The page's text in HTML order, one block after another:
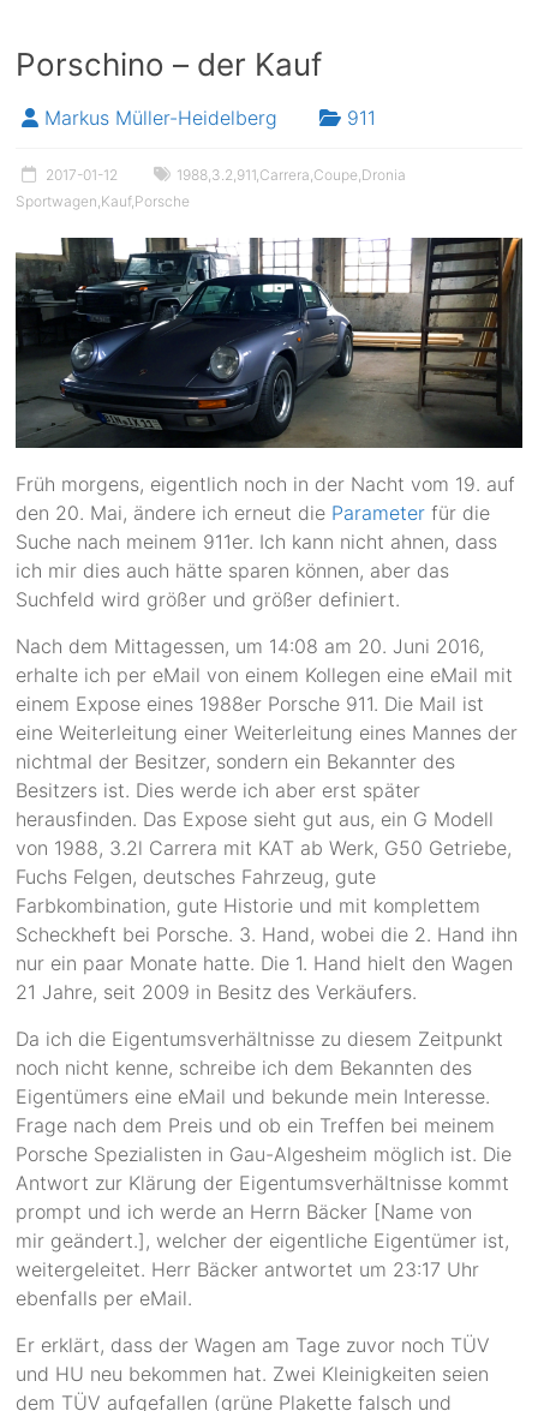
Porschino – der Kauf
Markus Müller-Heidelberg 911
2017-01-12 1988 3.2 911 Carrera Coupe Dronia
Sportwagen Kauf, Porsche
Früh morgens, eigentlich noch in der Nacht vom 19. auf
den 20. Mai, ändere ich erneut die Parameter für die
Suche nach meinem 911er. Ich kann nicht ahnen, dass
ich mir dies auch hätte sparen können, aber das
Suchfeld wird größer und größer definiert.
Nach dem Mittagessen, um 14:08 am 20. Juni 2016,
erhalte ich per eMail von einem Kollegen eine eMail mit
einem Expose eines 1988er Porsche 911. Die Mail ist
eine Weiterleitung einer Weiterleitung eines Mannes der
nichtmal der Besitzer, sondern ein Bekannter des
Besitzers ist. Dies werde ich aber erst später
herausfinden. Das Expose sieht gut aus, ein G Modell
von 1988, 3.2l Carrera mit KAT ab Werk, G50 Getriebe,
Fuchs Felgen, deutsches Fahrzeug, gute
Farbkombination, gute Historie und mit komplettem
Scheckheft bei Porsche. 3. Hand, wobei die 2. Hand ihn
nur ein paar Monate hatte. Die 1. Hand hielt den Wagen
21 Jahre, seit 2009 in Besitz des Verkäufers.
Da ich die Eigentumsverhältnisse zu diesem Zeitpunkt
noch nicht kenne, schreibe ich dem Bekannten des
Eigentümers eine eMail und bekunde mein Interesse.
Frage nach dem Preis und ob ein Treffen bei meinem
Porsche Spezialisten in Gau-Algesheim möglich ist. Die
Antwort zur Klärung der Eigentumsverhältnisse kommt
prompt und ich werde an Herrn Bäcker [Name von
mir geändert.], welcher der eigentliche Eigentümer ist,
weitergeleitet. Herr Bäcker antwortet um 23:17 Uhr
ebenfalls per eMail.
Er erklärt, dass der Wagen am Tage zuvor noch TÜV
und HU neu bekommen hat. Zwei Kleinigkeiten seien
dem TÜV aufgefallen (grüne Plakette falsch und